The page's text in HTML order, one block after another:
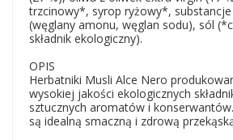
trzcinowy*, syrop ryżowy*, substancje
(węglany amonu, węglan sodu), sól
składnik ekologiczny).
OPIS
Herbatniki Musli Alce Nero
wysokiej jakości ekologicznych
sztucznych aromatów i
są idealną smaczną i zdrową